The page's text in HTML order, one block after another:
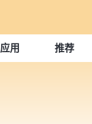
应用 推荐